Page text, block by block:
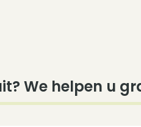
We helpen u